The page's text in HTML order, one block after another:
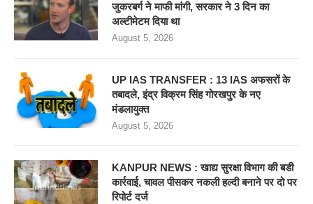
जुकरबर्ग ने माफी मांगी, सरकार ने 3 दिन का
अल्टीमेटम दिया था
August 5, 2026
UP IAS TRANSFER : 13 IAS अफसरों के
तबादले, इंद्र विक्रम सिंह गोरखपुर के नए
मंडलायुक्त
August 5, 2026
KANPUR NEWS : खाद्य सुरक्षा विभाग की बडी
कार्रवाई, चावल पीसकर नकली हल्दी बनाने पर दो पर
रिपोर्ट दर्ज